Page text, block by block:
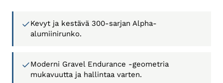
Kevyt ja kestävä 300-sarjan Alpha-
alumiinirunko.
Moderni Gravel Endurance -geometria
mukavuutta ja hallintaa varten.